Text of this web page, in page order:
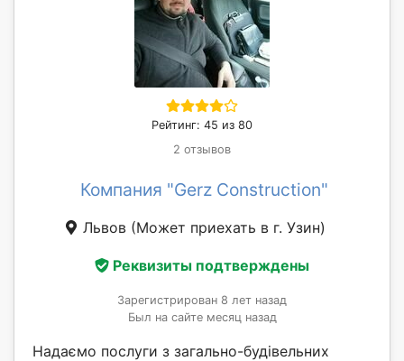
Рейтинг: 45 из 80
2 отзывов
Компания "Gerz Construction"
Львов (Может приехать в г. Узин)
Реквизиты подтверждены
Зарегистрирован 8 лет назад
Был на сайте месяц назад
Надаємо послуги з загально-будівельних